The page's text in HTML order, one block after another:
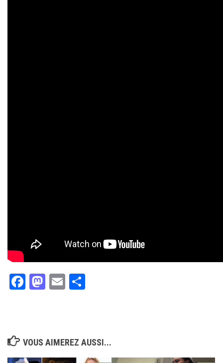
Facebook
Mastodon
Email
VOUS AIMEREZ AUSSI...